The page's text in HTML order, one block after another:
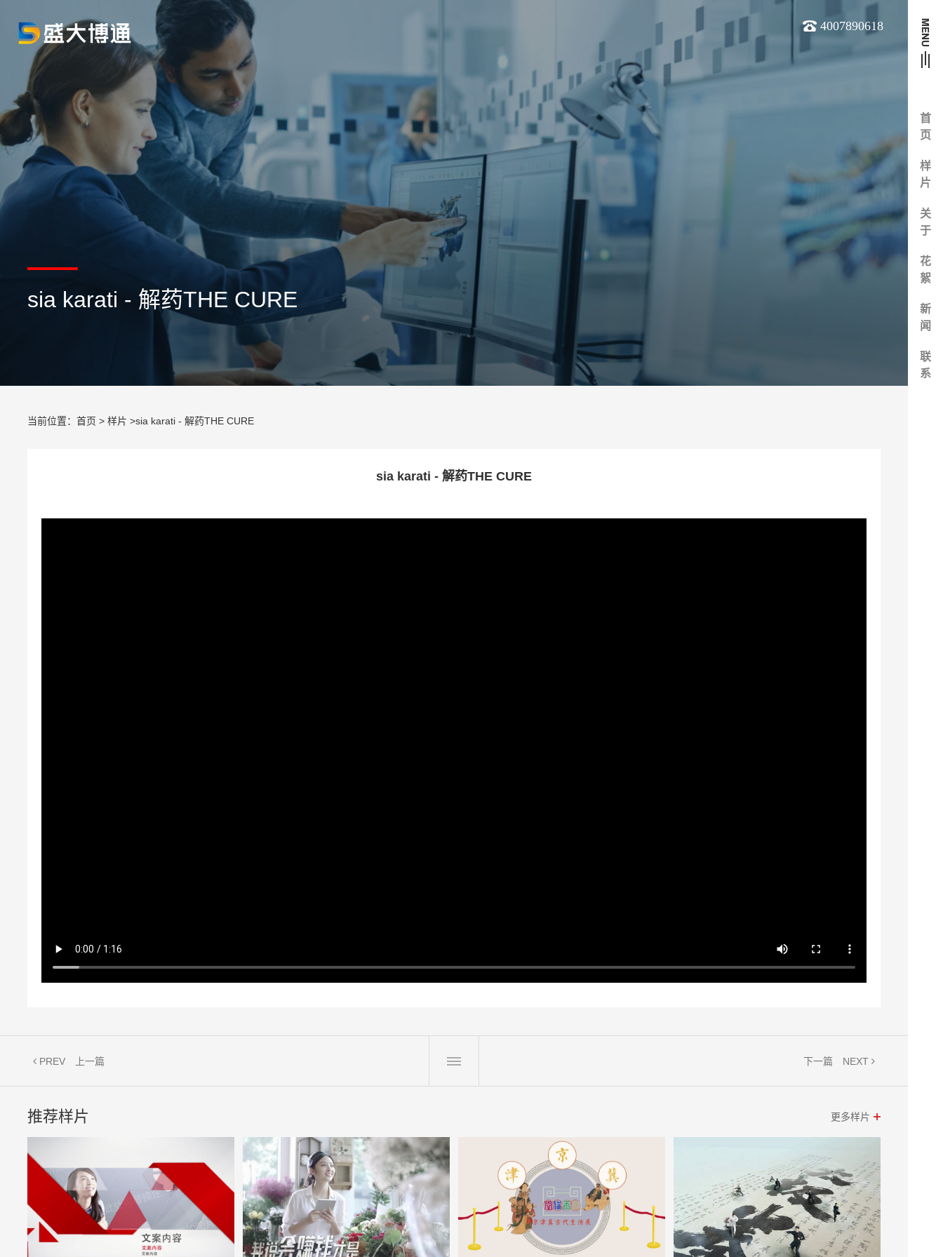
首
页
样
片
关
于
花
絮
新
闻
联
系
4007890618
sia karati - 解药THE CURE
当前位置： 首页 > 样片 >sia karati - 解药THE CURE
sia karati - 解药THE CURE
PREV 上一篇 NEXT
下一篇
推荐样片 更多样片